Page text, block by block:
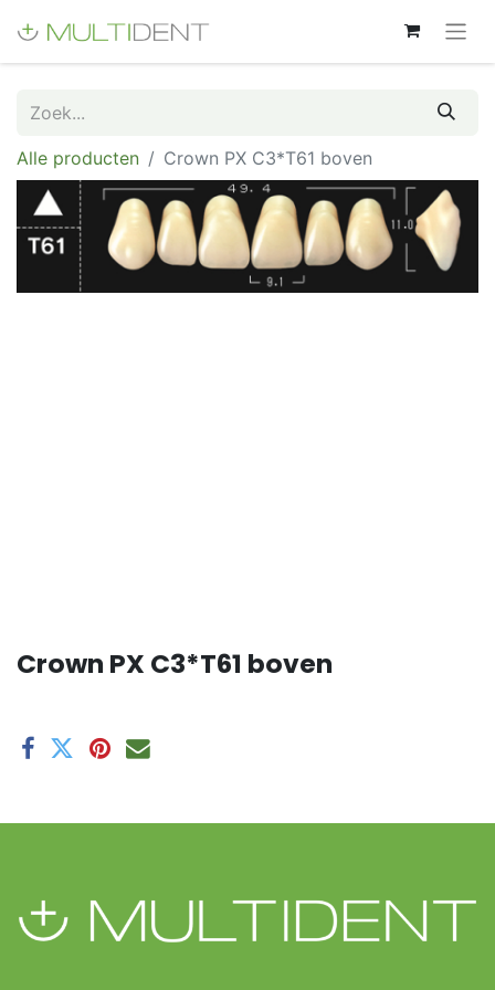
Alle producten Crown PX C3*T61 boven
Crown PX C3*T61 boven